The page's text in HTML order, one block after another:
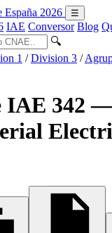
España 2026 ☰
IAE Conversor Blog
🔍
1 / Division 3 /
IAE 342